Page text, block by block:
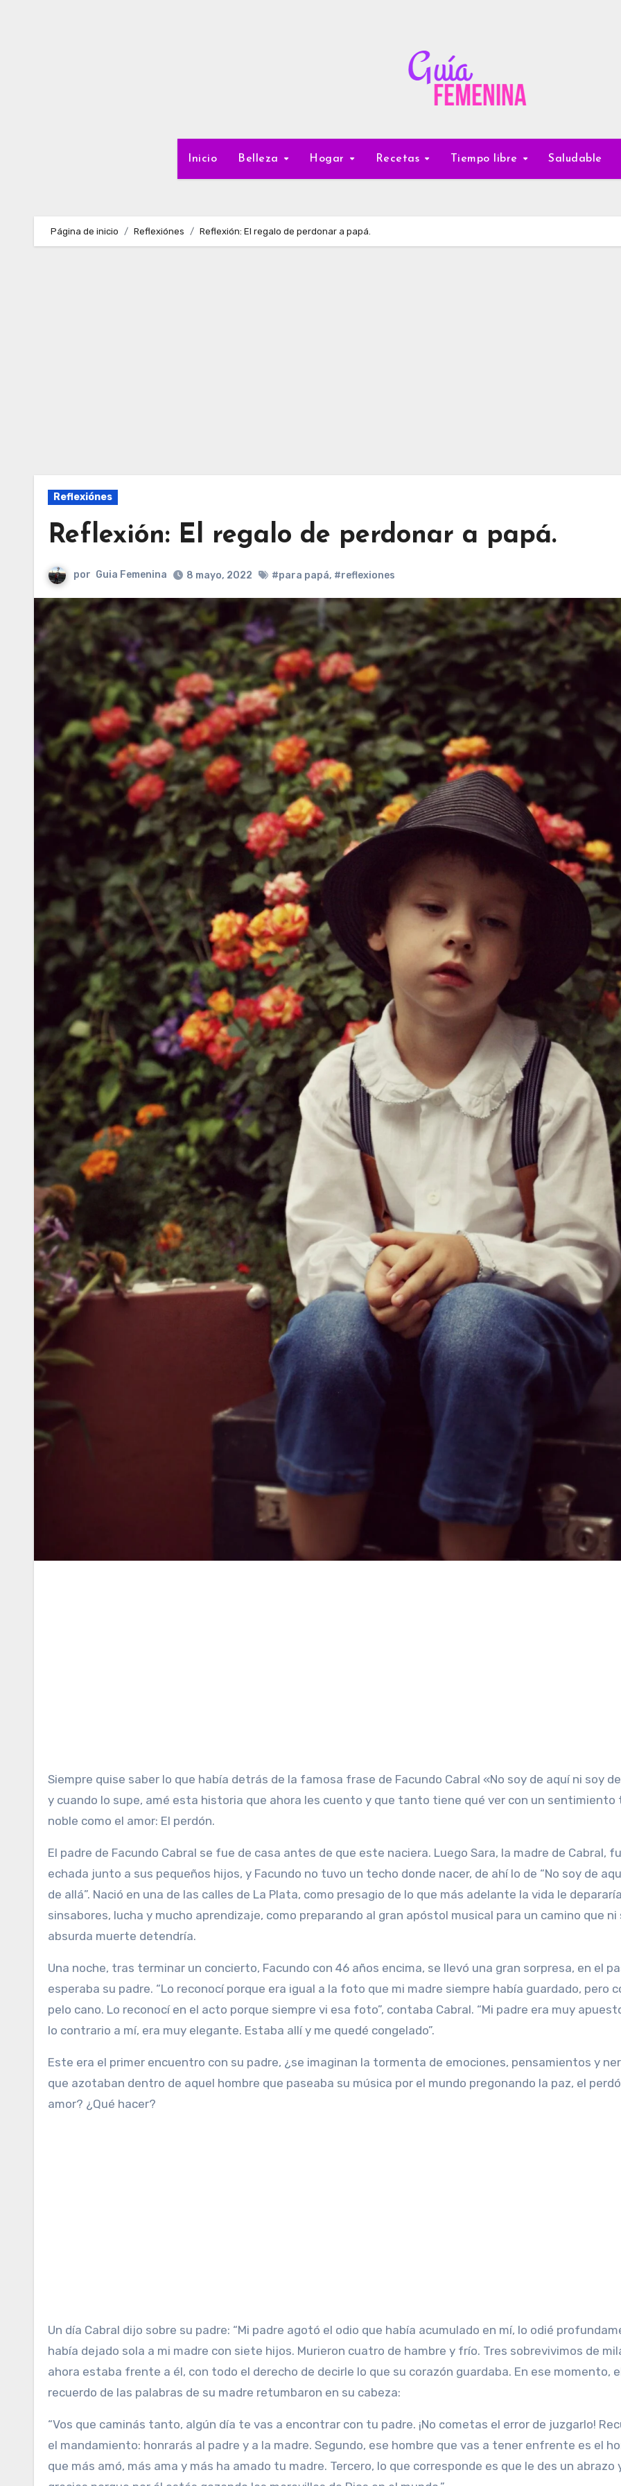
Inicio Belleza Hogar Recetas Tiempo libre Saludable
Página de inicio Reflexiónes Reflexión: El regalo de perdonar a papá.
Reflexiónes
Reflexión: El regalo de perdonar a papá.
por Guia Femenina 8 mayo, 2022 #para papá, #reflexiones
Siempre quise saber lo que había detrás de la famosa frase de Facundo Cabral «No soy de aquí ni soy de allá…»,
y cuando lo supe, amé esta historia que ahora les cuento y que tanto tiene qué ver con un sentimiento
noble como el amor: El perdón.
El padre de Facundo Cabral se fue de casa antes de que este naciera. Luego Sara, la madre de Cabral,
echada junto a sus pequeños hijos, y Facundo no tuvo un techo donde nacer, de ahí lo de “No soy de
de allá”. Nació en una de las calles de La Plata, como presagio de lo que más adelante la vida le
sinsabores, lucha y mucho aprendizaje, como preparando al gran apóstol musical para un camino que ni
absurda muerte detendría.
Una noche, tras terminar un concierto, Facundo con 46 años encima, se llevó una gran sorpresa, en el
esperaba su padre. “Lo reconocí porque era igual a la foto que mi madre siempre había guardado, pero
pelo cano. Lo reconocí en el acto porque siempre vi esa foto”, contaba Cabral. “Mi padre era muy
lo contrario a mí, era muy elegante. Estaba allí y me quedé congelado”.
Este era el primer encuentro con su padre, ¿se imaginan la tormenta de emociones, pensamientos y
que azotaban dentro de aquel hombre que paseaba su música por el mundo pregonando la paz, el
amor? ¿Qué hacer?
Un día Cabral dijo sobre su padre: “Mi padre agotó el odio que había acumulado en mí, lo odié
había dejado sola a mi madre con siete hijos. Murieron cuatro de hambre y frío. Tres sobrevivimos de
ahora estaba frente a él, con todo el derecho de decirle lo que su corazón guardaba. En ese momento,
recuerdo de las palabras de su madre retumbaron en su cabeza:
“Vos que caminás tanto, algún día te vas a encontrar con tu padre. ¡No cometas el error de juzgarlo!
el mandamiento: honrarás al padre y a la madre. Segundo, ese hombre que vas a tener enfrente es el
que más amó, más ama y más ha amado tu madre. Tercero, lo que corresponde es que le des un abrazo